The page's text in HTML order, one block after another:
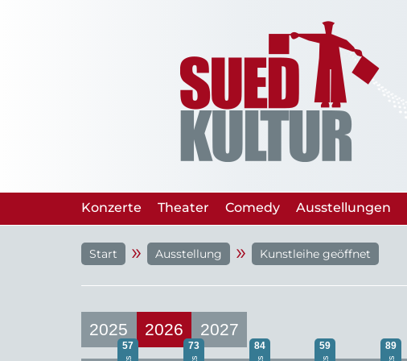
Konzerte Theater Comedy Ausstellungen
Start » Ausstellung » Kunstleihe geöffnet
2025 2026 2027
57 73 84 59 89